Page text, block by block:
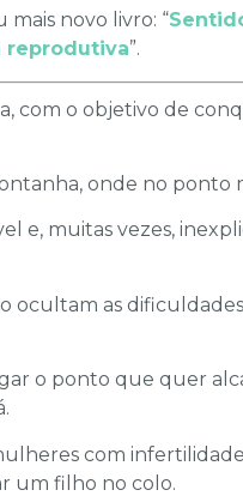
novo livro: “
reprodutiva”.
com o objetivo de
onde no ponto
e, muitas vezes,
ocultam as
o ponto que quer
com
um filho no colo.